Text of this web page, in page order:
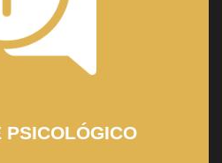
PSICOLÓGICO
Psicológico
desde su ingreso con una
que nos permite conocer sus
brindando el apoyo adecuado para
y académico.